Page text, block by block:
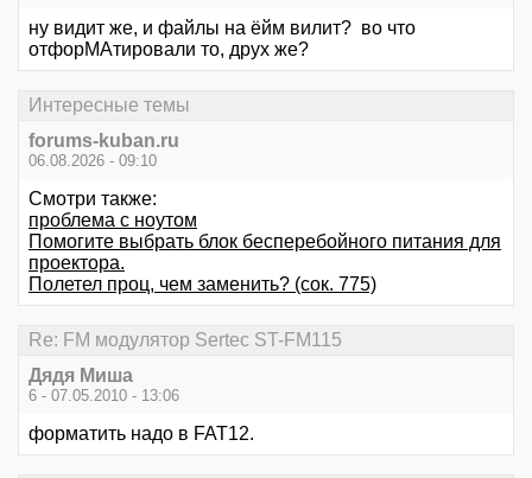
ну видит же, и файлы на ёйм вилит? во что
отфорМАтировали то, друх же?
Интересные темы
forums-kuban.ru
06.08.2026 - 09:10
Смотри также:
проблема с ноутом
Помогите выбрать блок бесперебойного питания для
проектора.
Полетел проц, чем заменить? (сок. 775)
Re: FM модулятор Sertec ST-FM115
Дядя Миша
6 - 07.05.2010 - 13:06
форматить надо в FAT12.